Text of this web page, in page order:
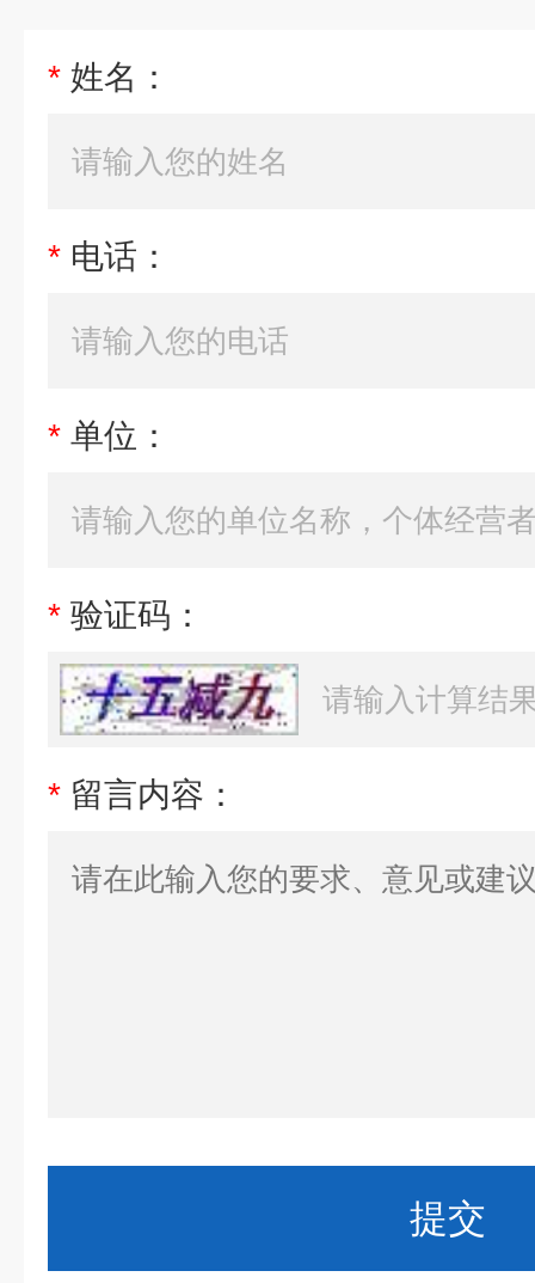
* 姓名：
* 电话：
* 单位：
* 验证码：
* 留言内容：